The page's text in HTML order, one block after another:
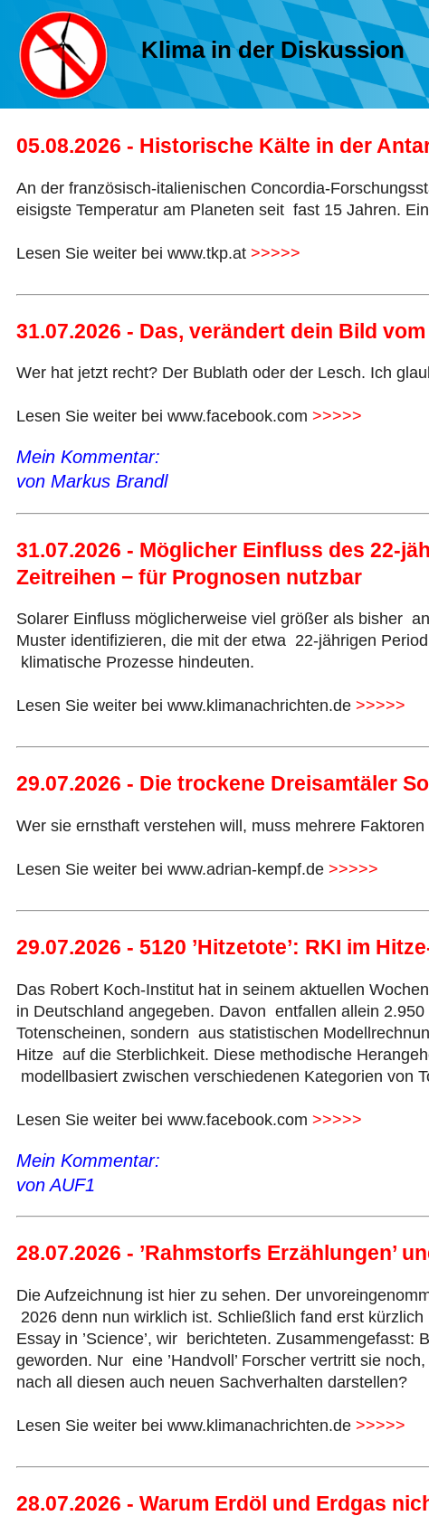
Klima in der Diskussion
05.08.2026 - Historische Kälte in der
An der französisch-italienischen Concordia-
eisigste Temperatur am Planeten seit fast 15 Jahren.
Lesen Sie weiter bei www.tkp.at >>>>>
31.07.2026 - Das, verändert dein Bild
Wer hat jetzt recht? Der Bublath oder der Lesch. Ich
Lesen Sie weiter bei www.facebook.com >>>>>
Mein Kommentar:
von Markus Brandl
31.07.2026 - Möglicher Einfluss des 22-
Zeitreihen − für Prognosen nutzbar
Solarer Einfluss möglicherweise viel größer als bisher
Muster identifizieren, die mit der etwa 22-jährigen
klimatische Prozesse hindeuten.
Lesen Sie weiter bei www.klimanachrichten.de >>>>>
29.07.2026 - Die trockene Dreisamtäler
Wer sie ernsthaft verstehen will, muss mehrere
Lesen Sie weiter bei www.adrian-kempf.de >>>>>
29.07.2026 - 5120 ’Hitzetote’: RKI im
Das Robert Koch-Institut hat in seinem aktuellen
in Deutschland angegeben. Davon entfallen allein
Totenscheinen, sondern aus statistischen
Hitze auf die Sterblichkeit. Diese methodische
modellbasiert zwischen verschiedenen Kategorien von
Lesen Sie weiter bei www.facebook.com >>>>>
Mein Kommentar:
von AUF1
28.07.2026 - ’Rahmstorfs Erzählungen’
Die Aufzeichnung ist hier zu sehen. Der
2026 denn nun wirklich ist. Schließlich fand erst
Essay in ’Science’, wir berichteten. Zusammengefasst:
geworden. Nur eine ’Handvoll’ Forscher vertritt sie
nach all diesen auch neuen Sachverhalten darstellen?
Lesen Sie weiter bei www.klimanachrichten.de >>>>>
28.07.2026 - Warum Erdöl und Erdgas